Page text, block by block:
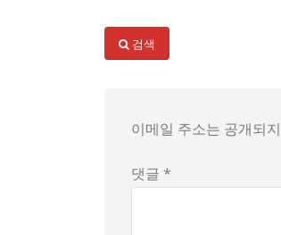
배경부터 푸르게 그려볼게.
검색
이메일 주소는 공개되
댓글 *